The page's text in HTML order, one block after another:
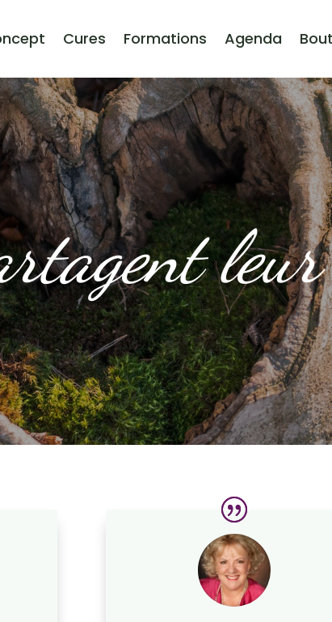
Cures Formations Agenda
leur